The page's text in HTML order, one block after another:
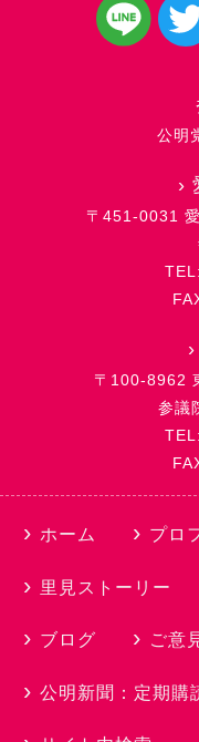
公明
›
〒451-0031
›
〒100-8962
参議
ホーム プロ
里見ストーリー
ブログ ご意
公明新聞：定期購